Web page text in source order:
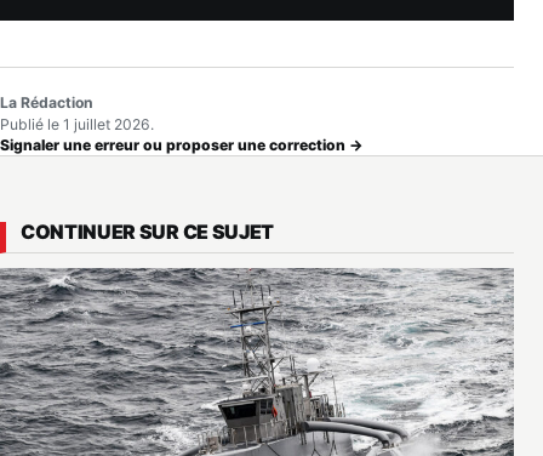
La Rédaction
Publié le 1 juillet 2026.
Signaler une erreur ou proposer une correction →
CONTINUER SUR CE SUJET